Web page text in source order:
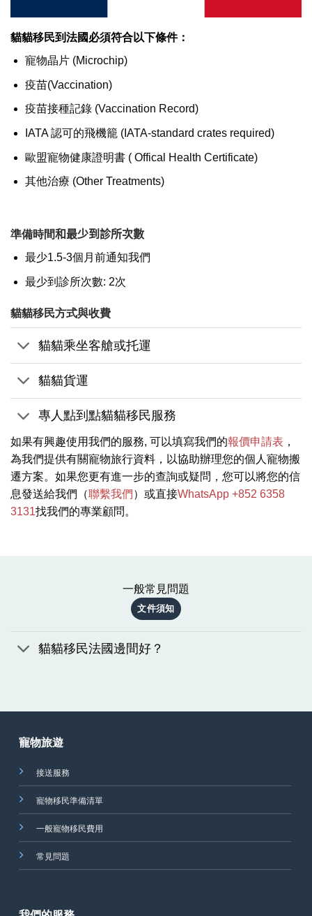
貓貓移民到法國必須符合以下條件：
寵物晶片 (Microchip)
疫苗(Vaccination)
疫苗接種記錄 (Vaccination Record)
IATA 認可的飛機籠 (IATA-standard crates required)
歐盟寵物健康證明書 ( Offical Health Certificate)
其他治療 (Other Treatments)
準備時間和最少到診所次數
最少1.5-3個月前通知我們
最少到診所次數: 2次
貓貓移民方式與收費
貓貓乘坐客艙或托運
貓貓貨運
專人點到點貓貓移民服務
如果有興趣使用我們的服務, 可以填寫我們的報價申請表 ，
為我們提供有關寵物旅行資料，以協助辦理您的個人寵物搬
遷方案。如果您更有進一步的查詢或疑問，您可以將您的信
息發送給我們（聯繫我們 ）或直接WhatsApp +852 6358
3131找我們的專業顧問。
一般常見問題
文件須知
貓貓移民法國邊間好？
寵物旅遊
接送服務
寵物移民準備清單
一般寵物移民費用
常見問題